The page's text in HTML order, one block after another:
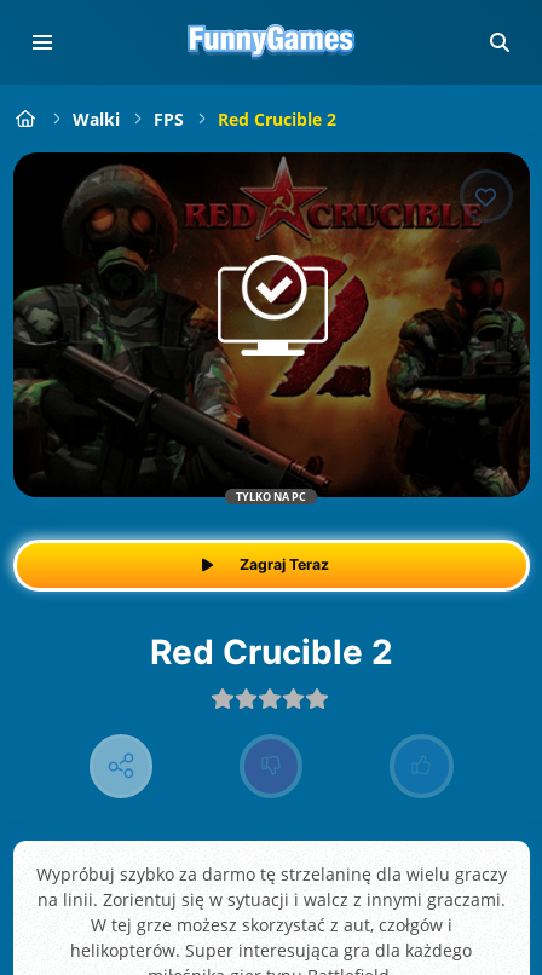
Walki FPS Red Crucible 2
TYLKO NA PC
Zagraj Teraz
Red Crucible 2
Wypróbuj szybko za darmo tę strzelaninę dla wielu graczy
na linii. Zorientuj się w sytuacji i walcz z innymi graczami.
W tej grze możesz skorzystać z aut, czołgów i
helikopterów. Super interesująca gra dla każdego